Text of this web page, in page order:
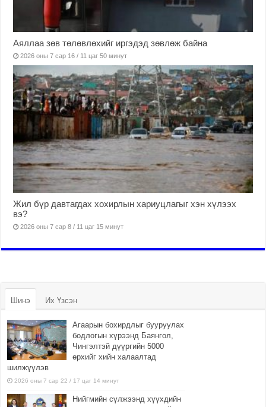
Аяллаа зөв төлөвлөхийг иргэдэд зөвлөж байна
2026 оны 7 сар 16 / 11 цаг 50 минут
Жил бүр давтагдах хохирлын хариуцлагыг хэн хүлээх
вэ?
2026 оны 7 сар 8 / 11 цаг 15 минут
Шинэ Их Үзсэн
Агаарын бохирдлыг бууруулах
бодлогын хүрээнд Баянгол,
Чингэлтэй дүүргийн 5000
өрхийг хийн халаалтад
шилжүүлэв
2026 оны 7 сар 22 / 17 цаг 14 минут
Нийгмийн сүлжээнд хүүхдийн